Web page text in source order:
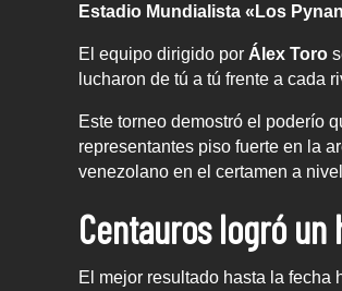
Estadio Mundialista «Los
El equipo dirigido por Álex Toro
lucharon de tú a tú frente a cada
Este torneo demostró el poderío
representantes piso fuerte en la
venezolano en el certamen a
Centauros logró un
El mejor resultado hasta la